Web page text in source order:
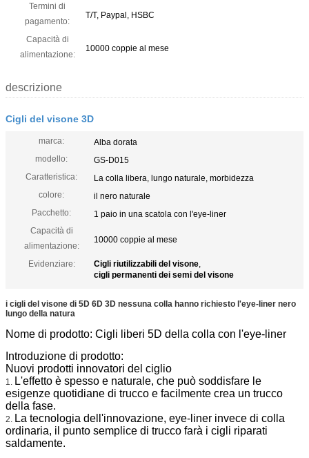
Termini di
pagamento:
T/T, Paypal, HSBC
Capacità di
alimentazione:
10000 coppie al mese
descrizione
Cigli del visone 3D
marca:
Alba dorata
modello:
GS-D015
Caratteristica:
La colla libera, lungo naturale, morbidezza
colore:
il nero naturale
Pacchetto:
1 paio in una scatola con l'eye-liner
Capacità di
alimentazione:
10000 coppie al mese
Evidenziare: Cigli riutilizzabili del visone,
cigli permanenti dei semi del visone
i cigli del visone di 5D 6D 3D nessuna colla hanno richiesto l'eye-liner nero
lungo della natura
Nome di prodotto: Cigli liberi 5D della colla con l'eye-liner
Introduzione di prodotto:
Nuovi prodotti innovatori del ciglio
1. L'effetto è spesso e naturale, che può soddisfare le
esigenze quotidiane di trucco e facilmente crea un trucco
della fase.
2. La tecnologia dell'innovazione, eye-liner invece di colla
ordinaria, il punto semplice di trucco farà i cigli riparati
saldamente.